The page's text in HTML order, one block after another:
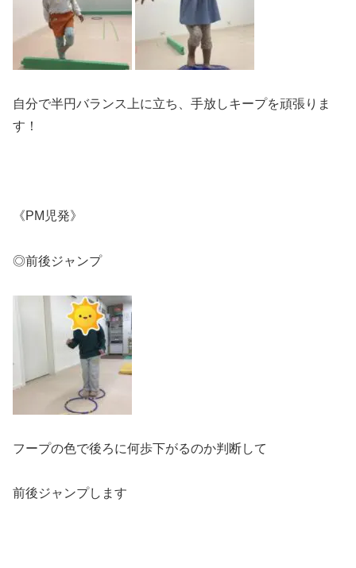
自分で半円バランス上に立ち、手放しキープを頑張りま
す！
《PM児発》
◎前後ジャンプ
フープの色で後ろに何歩下がるのか判断して
前後ジャンプします